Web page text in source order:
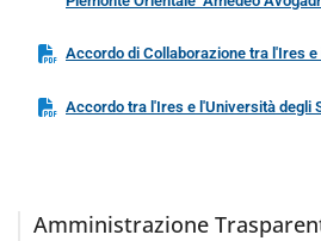
Accordo di Collaborazione tra l'Ires
Accordo tra l'Ires e l'Università degli
Amministrazione